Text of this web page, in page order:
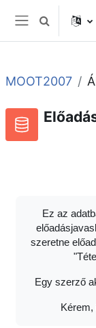
Tovább a fő
Oldalpanel
Keresési
MOOT2007
Ez az
szeretne
Egy szerző